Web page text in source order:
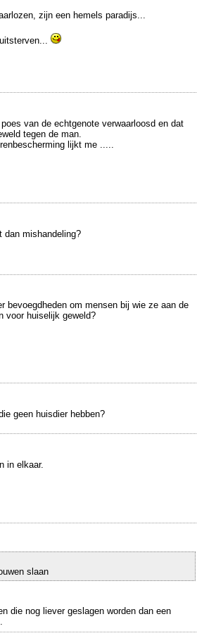
zijn een hemels paradijs...
van de echtgenote verwaarloosd en dat
tegen de man.
lijkt me .....
dan mishandeling?
bevoegdheden om mensen bij wie ze aan de
voor huiselijk geweld?
geen huisdier hebben?
in elkaar.
slaan
die nog liever geslagen worden dan een